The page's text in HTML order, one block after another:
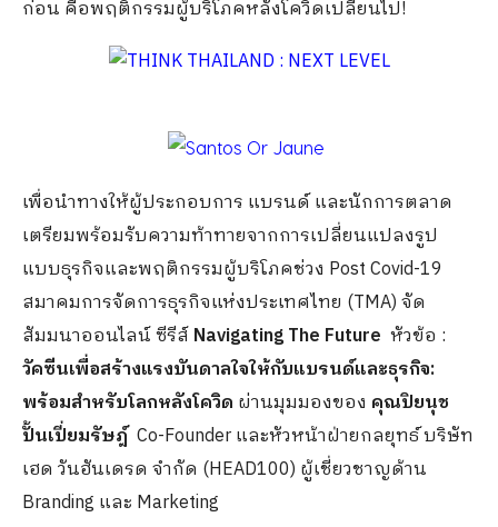
ก่อน คือพฤติกรรมผู้บริโภคหลังโควิดเปลี่ยนไป!
เพื่อนําทางให้ผู้ประกอบการ แบรนด์ และนักการตลาด
เตรียมพร้อมรับความท้าทายจากการเปลี่ยนแปลงรูป
แบบธุรกิจและพฤติกรรมผู้บริโภคช่วง Post Covid-19
สมาคมการจัดการธุรกิจแห่งประเทศไทย (TMA) จัด
สัมมนาออนไลน์ ซีรีส์Navigating The Future หัวข้อ :
วัคซีนเพื่อสร้างแรงบันดาลใจให้กับแบรนด์และธุรกิจ:
พร้อมสำหรับโลกหลังโควิด ผ่านมุมมองของ คุณปิยนุช
ปั้นเปี่ยมรัษฎ์Co-Founder และหัวหน้าฝ่ายกลยุทธ์ บริษัท
เฮด วันฮันเดรด จำกัด (HEAD100) ผู้เชี่ยวชาญด้าน
Branding และ Marketing